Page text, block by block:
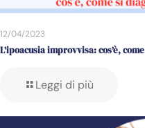
12/04/2023
L’ipoacusia improvvisa: cos’è,
Leggi di più